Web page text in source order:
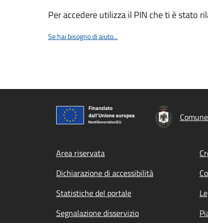
Per accedere utilizza il PIN che ti è stato
Se hai bisogno di aiuto...
Footer menu
Area riservata
Dichiarazione di accessibilità
Statistiche del portale
Segnalazione disservizio